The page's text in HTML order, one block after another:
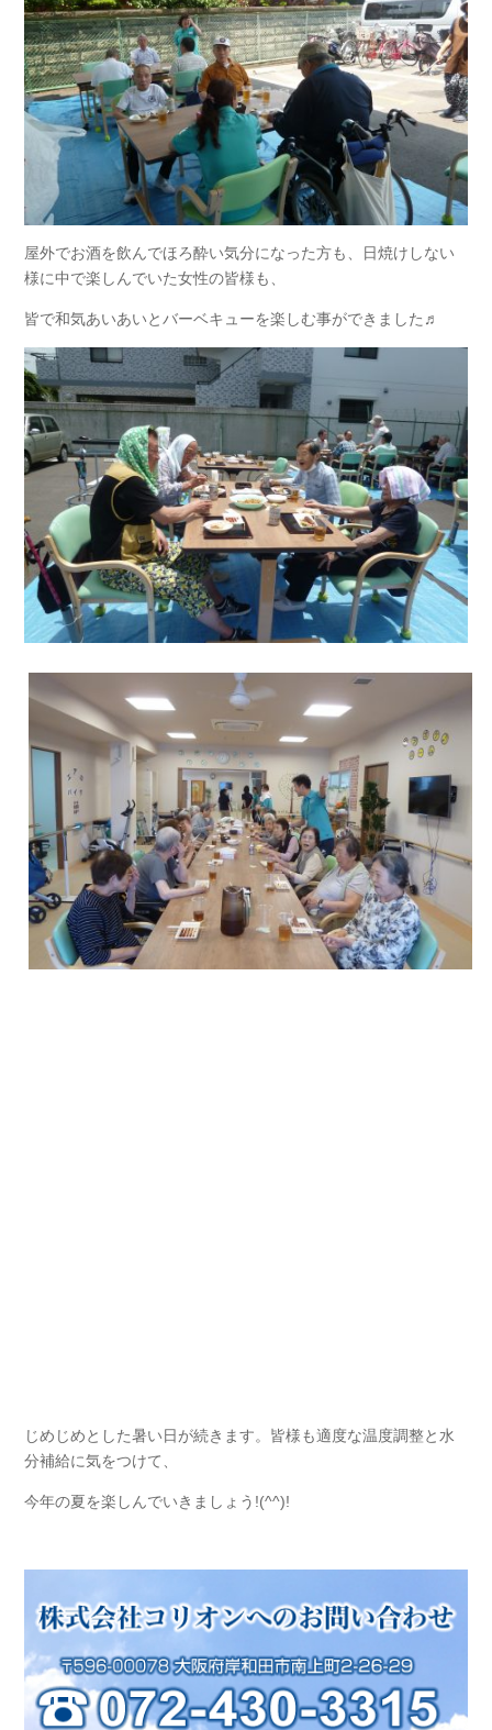
屋外でお酒を飲んでほろ酔い気分になった方も、日焼けしない
様に中で楽しんでいた女性の皆様も、
皆で和気あいあいとバーベキューを楽しむ事ができました♬
じめじめとした暑い日が続きます。皆様も適度な温度調整と水
分補給に気をつけて、
今年の夏を楽しんでいきましょう!(^^)!